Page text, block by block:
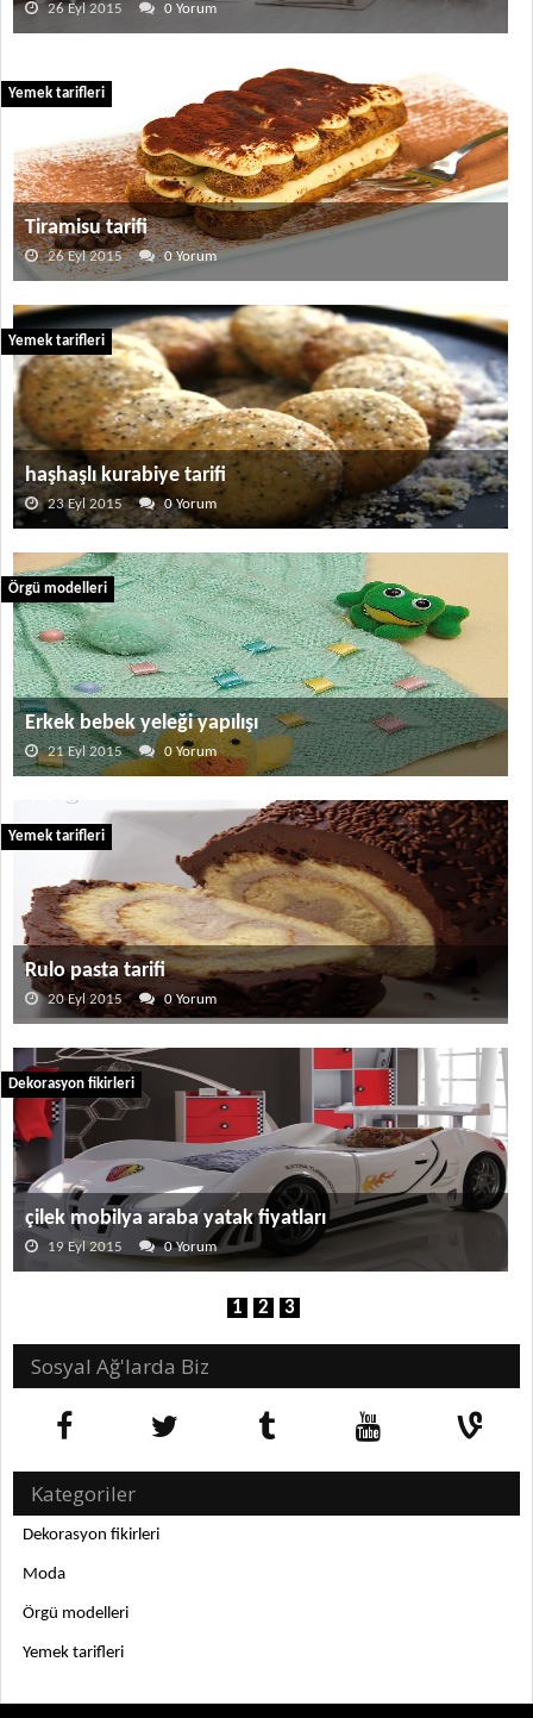
26 Eyl 2015 0 Yorum
Yemek tarifleri
Tiramisu tarifi
26 Eyl 2015 0 Yorum
Yemek tarifleri
haşhaşlı kurabiye tarifi
23 Eyl 2015 0 Yorum
Örgü modelleri
Erkek bebek yeleği yapılışı
21 Eyl 2015 0 Yorum
Yemek tarifleri
Rulo pasta tarifi
20 Eyl 2015 0 Yorum
Dekorasyon fikirleri
çilek mobilya araba yatak fiyatları
19 Eyl 2015 0 Yorum
1 2 3
Sosyal Ağ'larda Biz
Kategoriler
Dekorasyon fikirleri
Moda
Örgü modelleri
Yemek tarifleri